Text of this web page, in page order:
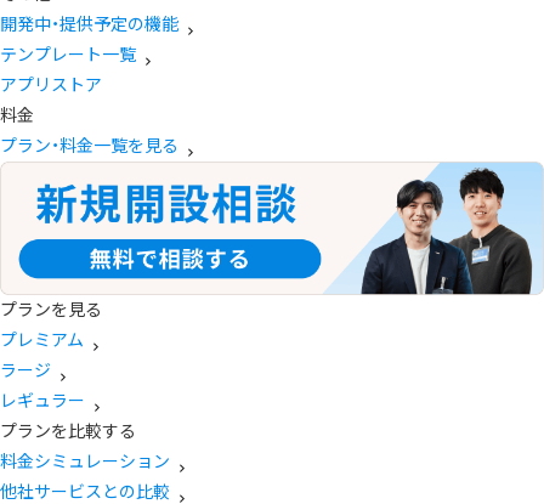
開発中・提供予定の機能
テンプレート一覧
アプリストア
料金
プラン・料金一覧を見る
プランを見る
プレミアム
ラージ
レギュラー
プランを比較する
料金シミュレーション
他社サービスとの比較